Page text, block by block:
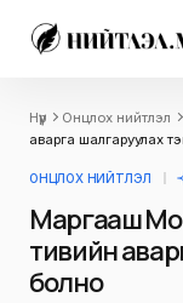
Нүүр Онцлох нийтлэл
аварга шалгаруулах
ОНЦЛОХ НИЙТЛЭЛ
Маргааш
тивийн
болно